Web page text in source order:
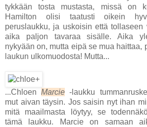
tykkään tosta mustasta, missä on
Hamilton olisi taatusti oikein
peruslaukku, ja uskoisin että tollaseen
aika paljon tavaraa sisälle. Aika
nykyään on, mutta eipä se mua haittaa,
laukun ulkomuodosta! Mutta...
...ChloenMarcie -laukku
mut aivan täysin. Jos saisin nyt ihan
mitä maailmasta löytyy, se
tämä laukku. Marcie on samaan